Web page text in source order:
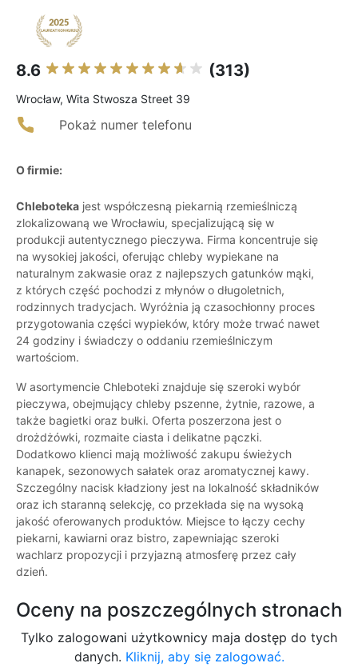
8.6 (313)
Wrocław, Wita Stwosza Street 39
Pokaż numer telefonu
O firmie:
Chleboteka jest współczesną piekarnią rzemieślniczą
zlokalizowaną we Wrocławiu, specjalizującą się w
produkcji autentycznego pieczywa. Firma koncentruje się
na wysokiej jakości, oferując chleby wypiekane na
naturalnym zakwasie oraz z najlepszych gatunków mąki,
z których część pochodzi z młynów o długoletnich,
rodzinnych tradycjach. Wyróżnia ją czasochłonny proces
przygotowania części wypieków, który może trwać nawet
24 godziny i świadczy o oddaniu rzemieślniczym
wartościom.
W asortymencie Chleboteki znajduje się szeroki wybór
pieczywa, obejmujący chleby pszenne, żytnie, razowe, a
także bagietki oraz bułki. Oferta poszerzona jest o
drożdżówki, rozmaite ciasta i delikatne pączki.
Dodatkowo klienci mają możliwość zakupu świeżych
kanapek, sezonowych sałatek oraz aromatycznej kawy.
Szczególny nacisk kładziony jest na lokalność składników
oraz ich staranną selekcję, co przekłada się na wysoką
jakość oferowanych produktów. Miejsce to łączy cechy
piekarni, kawiarni oraz bistro, zapewniając szeroki
wachlarz propozycji i przyjazną atmosferę przez cały
dzień.
Oceny na poszczególnych stronach
Tylko zalogowani użytkownicy maja dostęp do tych
danych. Kliknij, aby się zalogować.